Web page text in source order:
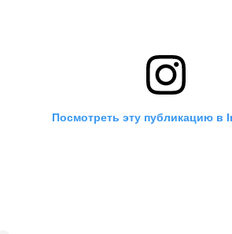
Посмотреть эту публикацию в